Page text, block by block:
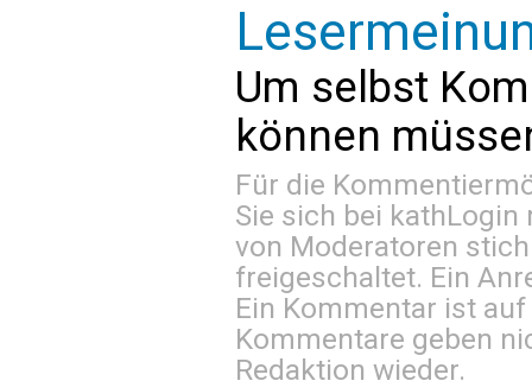
Um selbst
können
Für die
Sie sich bei kathLogin
von Moderatoren
freigeschaltet. Ein
Ein Kommentar ist
Kommentare geben
Redaktion wieder.